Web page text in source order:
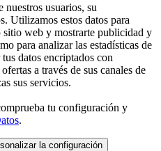
nuestros usuarios, su
Utilizamos estos datos para
sitio web y mostrarte publicidad y
para analizar las estadísticas de
datos encriptados con
a través de sus canales de
sus servicios.
tu configuración y
.
la configuración